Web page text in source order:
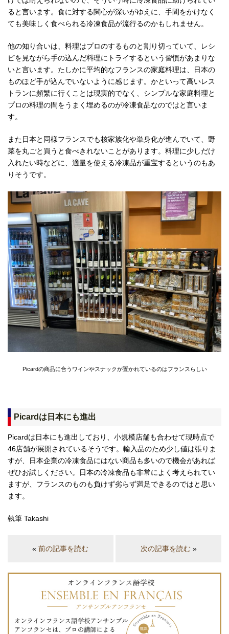
ると言います。食に対する関心が深いがゆえに、手間をかけなく
ても美味しく食べられる冷凍食品が流行るのかもしれません。
他の知り合いは、料理はプロのするものと割り切っていて、レシ
ピを見ながら手の込んだ料理にトライするという習慣があまりな
いと言います。たしかに平均的なフランスの家庭料理は、日本の
ものほど手が込んでいないように感じます。かといって高いレス
トランに頻繁に行くことは現実的でなく、シンプルな家庭料理と
プロの料理の間をうまく埋めるのが冷凍食品なのではと言いま
す。
また日本と同様フランスでも核家族化や単身化が進んでいて、野
菜を丸ごと買うと食べきれないことがあります。料理に少しだけ
入れたい時などに、適量を使える冷凍品が重宝するというのもあ
りそうです。
Picardの商品に合うワインやスナックが置かれているのはフランスらしい
Picardは日本にも進出
Picardは日本にも進出しており、小規模店舗も合わせて現時点で
46店舗が展開されているそうです。輸入品のため少し値は張りま
すが、日本企業の冷凍食品にはない商品も多いので機会があれば
ぜひお試しください。日本の冷凍食品も非常によく考えられてい
ますが、フランスのものも負けず劣らず満足できるのではと思い
ます。
執筆 Takashi
«前の記事を読む 次の記事を読む»